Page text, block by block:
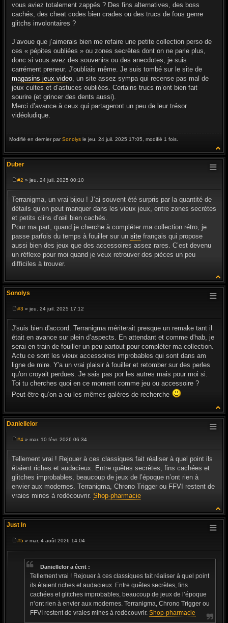
vous aviez totalement zappés ? Des fins alternatives, des boss
cachés, des cheat codes bien crades ou des trucs de fous genre
glitchs involontaires ?
J’avoue que j’aimerais bien me refaire une petite collection perso de
ces « pépites oubliées » ou zones secrètes dont on ne parle plus,
donc si vous avez des souvenirs ou des anecdotes, je suis
carrément preneur. J'oubliais même. Je suis tombé sur le site de
magasins jeux video, un site assez sympa qui recense pas mal de
jeux cultes et d’astuces oubliées. Certains trucs m’ont bien fait
sourire (et grincer des dents aussi).
Merci d’avance à ceux qui partageront un peu de leur trésor
vidéoludique.
Modifié en dernier parSonolys le jeu. 24 juil. 2025 17:05, modifié 1 fois.
Duber
e
s
a
e
#2 » jeu. 24 juil. 2025 00:10
Terranigma, un vrai bijou ! J’ai souvent été surpris par la quantité de
détails qu’on peut manquer dans les vieux jeux, entre zones secrètes
et petits clins d’œil bien cachés.
Pour ma part, quand je cherche à compléter ma collection rétro, je
passe parfois du temps à fouiller sur un site français qui propose
aussi bien des jeux que des accessoires assez rares. C’est devenu
un réflexe pour moi quand je veux retrouver des pièces un peu
difficiles à trouver.
Sonolys
s
a
e
#3 » jeu. 24 juil. 2025 17:12
J'suis bien d'accord. Terranigma mériterait presque un remake tant il
était en avance sur plein d’aspects. En attendant et comme d'hab, je
serai en train de fouiller un peu partout pour compléter ma collection.
Actu ce sont les vieux accessoires improbables qui sont dans am
ligne de mire. Y'a un vrai plaisir à fouiller et retomber sur des perles
qu'on croyait perdues. Je sais pas por les autres mais pour moi si.
Toi tu cherches quoi en ce moment comme jeu ou accessoire ?
Peut-être qu’on a eu les mêmes galères de recherche
Daniellelor
e
s
s
a
g
e
#4 » mar. 10 févr. 2026 06:34
Tellement vrai ! Rejouer à ces classiques fait réaliser à quel point ils
étaient riches et audacieux. Entre quêtes secrètes, fins cachées et
glitches improbables, beaucoup de jeux de l’époque n’ont rien à
envier aux modernes. Terranigma, Chrono Trigger ou FFVI restent de
vraies mines à redécouvrir. Shop-pharmacie
Just In
#5 » mar. 4 août 2026 14:04
Daniellelor a écrit :
Tellement vrai ! Rejouer à ces classiques fait réaliser à quel point
ils étaient riches et audacieux. Entre quêtes secrètes, fins
cachées et glitches improbables, beaucoup de jeux de l’époque
n’ont rien à envier aux modernes. Terranigma, Chrono Trigger ou
FFVI restent de vraies mines à redécouvrir. Shop-pharmacie